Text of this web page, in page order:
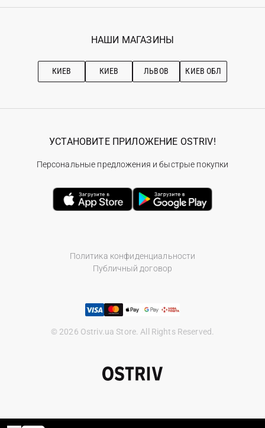
Гарантия
Ostriv Club+
Наши магазини
Рекомендации по уходу
НАШИ МАГАЗИНЫ
КИЕВ КИЕВ ЛЬВОВ КИЕВ ОБЛ
Политика конфиденциальности
Публичный договор
© 2026 Ostriv.ua Store. All Rights Reserved.
УСТАНОВИТЕ ПРИЛОЖЕНИЕ OSTRIV!
Персональные предложения и быстрые покупки